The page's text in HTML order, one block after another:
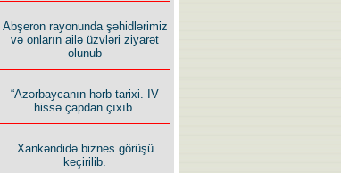
Abşeron rayonunda şəhidlərimiz
və onların ailə üzvləri ziyarət
olunub
“Azərbaycanın hərb tarixi. IV
hissə çapdan çıxıb.
Xankəndidə biznes görüşü
keçirilib.